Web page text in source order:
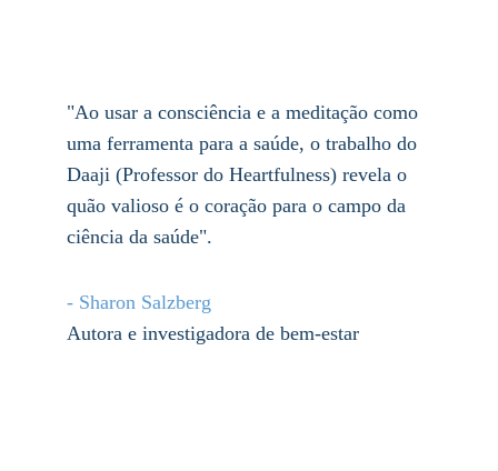
"Ao usar a consciência e a meditação como
uma ferramenta para a saúde, o trabalho do
Daaji (Professor do Heartfulness) revela o
quão valioso é o coração para o campo da
ciência da saúde".
- Sharon Salzberg
Autora e investigadora de bem-estar